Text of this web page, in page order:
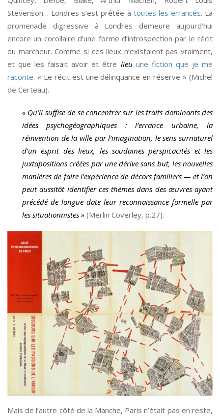
Stevenson… Londres s’est prêtée à toutes les errances. La
promenade digressive à Londres demeure aujourd’hui
encore un corollaire d’une forme d’introspection par le récit
du marcheur. Comme si ces lieux n’existaient pas vraiment,
et que les faisait avoir et être lieu une fiction que je me
raconte. « Le récit est une délinquance en réserve » (Michel
de Certeau).
« Qu’il suffise de se concentrer sur les traits dominants des
idées psychogéographiques : l’errance urbaine, la
réinvention de la ville par l’imagination, le sens surnaturel
d’un esprit des lieux, les soudaines perspicacités et les
juxtapositions créées par une dérive sans but, les nouvelles
manières de faire l’expérience de décors familiers — et l’on
peut aussitôt identifier ces thèmes dans des œuvres ayant
précédé de longue date leur reconnaissance formelle par
les situationnistes » (Merlin Coverley, p.27).
Mais de l’autre côté de la Manche, Paris n’était pas en reste,